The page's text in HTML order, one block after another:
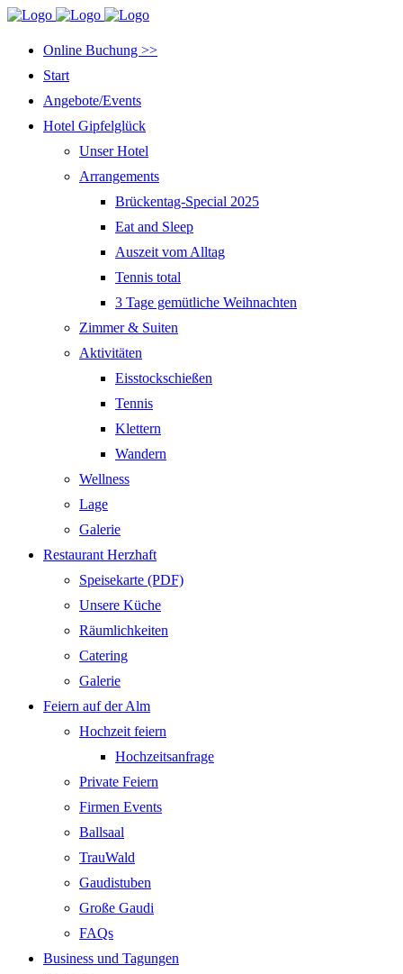
Online Buchung >>
Start
Angebote/Events
Hotel Gipfelglück
Unser Hotel
Arrangements
Brückentag-Special 2025
Eat and Sleep
Auszeit vom Alltag
Tennis total
3 Tage gemütliche Weihnachten
Zimmer & Suiten
Aktivitäten
Eisstockschießen
Tennis
Klettern
Wandern
Wellness
Lage
Galerie
Restaurant Herzhaft
Speisekarte (PDF)
Unsere Küche
Räumlichkeiten
Catering
Galerie
Feiern auf der Alm
Hochzeit feiern
Hochzeitsanfrage
Private Feiern
Firmen Events
Ballsaal
TrauWald
Gaudistuben
Große Gaudi
FAQs
Business und Tagungen